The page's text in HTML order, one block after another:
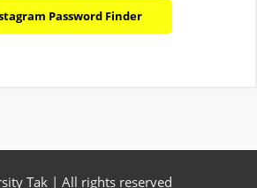
Password Finder
Tak | All rights reserved